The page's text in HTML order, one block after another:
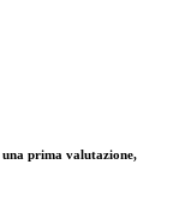
prima valutazione,